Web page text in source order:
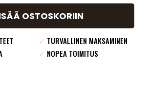
OSTOSKORIIN
✓ TURVALLINEN MAKSAMINEN
✓ NOPEA TOIMITUS